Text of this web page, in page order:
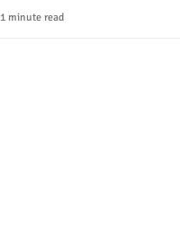
1 minute read